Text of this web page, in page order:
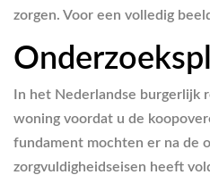
zorgen. Voor een volledig
In het Nederlandse burgerlijk
woning voordat u de
fundament mochten er na de
zorgvuldigheidseisen heeft